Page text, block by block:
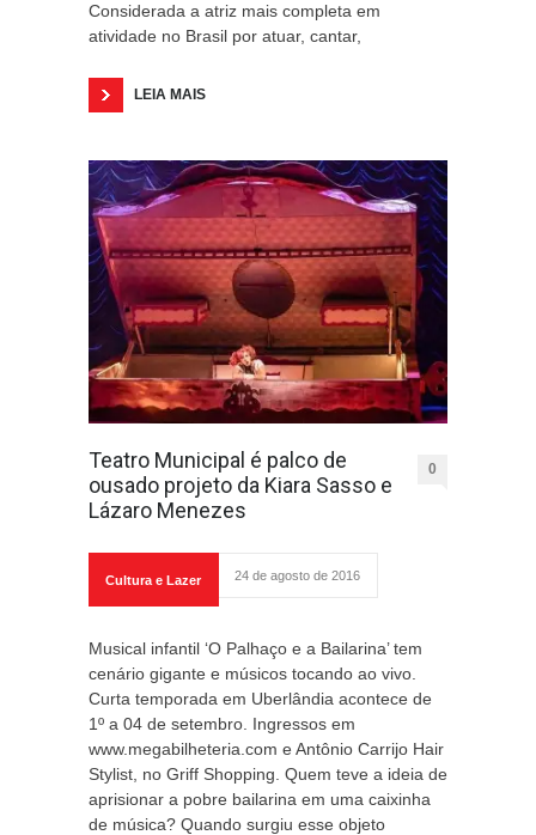
Considerada a atriz mais completa em
atividade no Brasil por atuar, cantar,
LEIA MAIS
Teatro Municipal é palco de
ousado projeto da Kiara Sasso e
Lázaro Menezes
0
Cultura e Lazer 24 de agosto de 2016
Musical infantil ‘O Palhaço e a Bailarina’ tem
cenário gigante e músicos tocando ao vivo.
Curta temporada em Uberlândia acontece de
1º a 04 de setembro. Ingressos em
www.megabilheteria.com e Antônio Carrijo Hair
Stylist, no Griff Shopping. Quem teve a ideia de
aprisionar a pobre bailarina em uma caixinha
de música? Quando surgiu esse objeto